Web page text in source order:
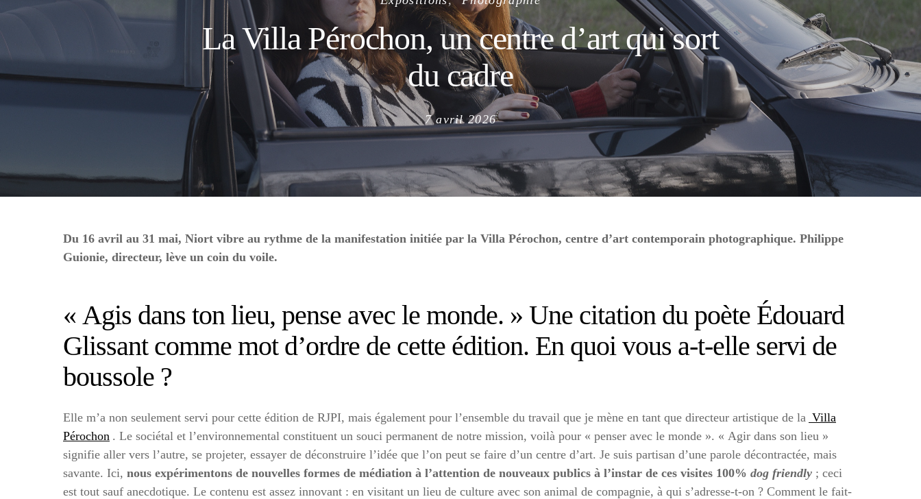
La Villa Pérochon, un centre d’art qui sort
du cadre
Posted
on
7 avril 2026
Du 16 avril au 31 mai, Niort vibre au rythme de la manifestation initiée par la Villa Pérochon, centre d’art contemporain photographique. Philippe
Guionie, directeur, lève un coin du voile.
« Agis dans ton lieu, pense avec le monde. » Une citation du poète Édouard
Glissant comme mot d’ordre de cette édition. En quoi vous a-t-elle servi de
boussole ?
Elle m’a non seulement servi pour cette édition de RJPI, mais également pour l’ensemble du travail que je mène en tant que directeur artistique de la Villa
Pérochon . Le sociétal et l’environnemental constituent un souci permanent de notre mission, voilà pour « penser avec le monde ». « Agir dans son lieu »
signifie aller vers l’autre, se projeter, essayer de déconstruire l’idée que l’on peut se faire d’un centre d’art. Je suis partisan d’une parole décontractée, mais
savante. Ici, nous expérimentons de nouvelles formes de médiation à l’attention de nouveaux publics à l’instar de ces visites 100% dog friendly ; ceci
est tout sauf anecdotique. Le contenu est assez innovant : en visitant un lieu de culture avec son animal de compagnie, à qui s’adresse-t-on ? Comment le fait-